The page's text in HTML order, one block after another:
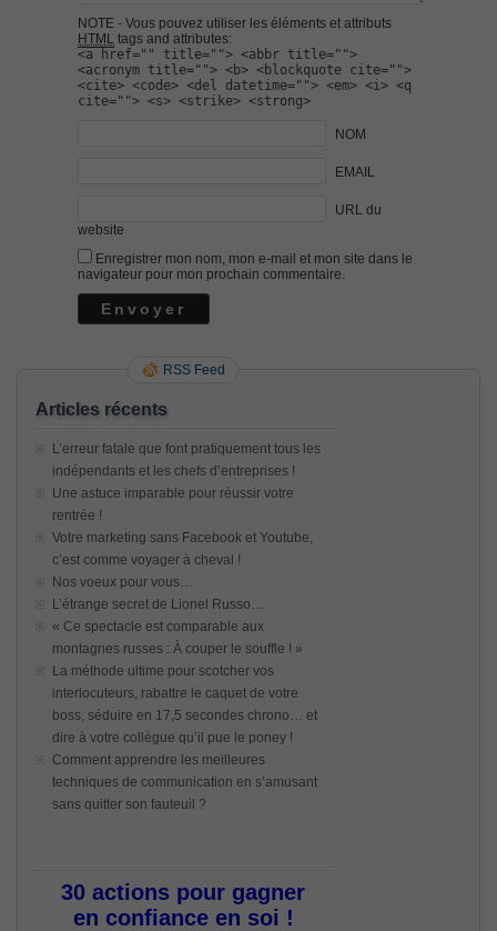
NOTE - Vous pouvez utiliser les éléments et attributs
HTML tags and attributes:
<a href="" title=""> <abbr title="">
<acronym title=""> <b> <blockquote cite="">
<cite> <code> <del datetime=""> <em> <i> <q
cite=""> <s> <strike> <strong>
NOM
EMAIL
URL du
website
Enregistrer mon nom, mon e-mail et mon site dans le
navigateur pour mon prochain commentaire.
RSS Feed
Articles récents
L’erreur fatale que font pratiquement tous les
indépendants et les chefs d’entreprises !
Une astuce imparable pour réussir votre
rentrée !
Votre marketing sans Facebook et Youtube,
c’est comme voyager à cheval !
Nos voeux pour vous…
L’étrange secret de Lionel Russo…
« Ce spectacle est comparable aux
montagnes russes : À couper le souffle ! »
La méthode ultime pour scotcher vos
interlocuteurs, rabattre le caquet de votre
boss, séduire en 17,5 secondes chrono… et
dire à votre collègue qu’il pue le poney !
Comment apprendre les meilleures
techniques de communication en s’amusant
sans quitter son fauteuil ?
30 actions pour gagner
en confiance en soi !